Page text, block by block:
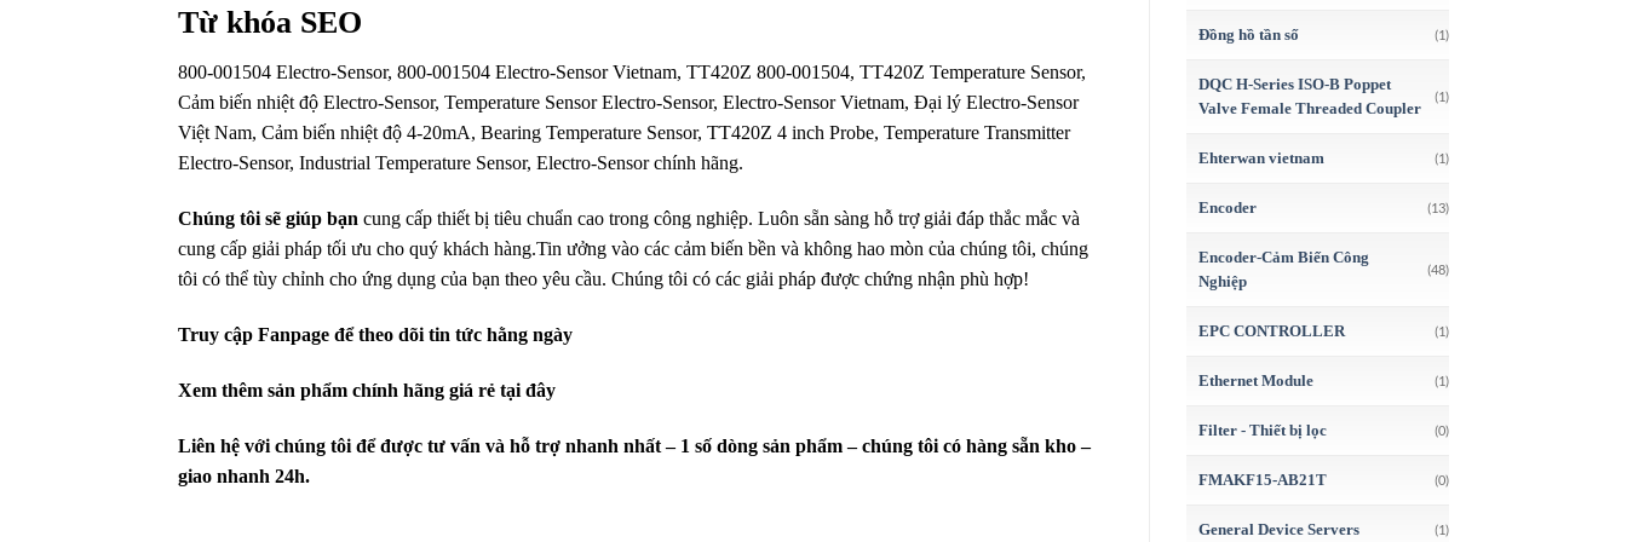
Đồng hồ tần số (1)
DQC H-Series ISO-B Poppet
Valve Female Threaded Coupler
(1)
Ehterwan vietnam (1)
Encoder (13)
Encoder-Cảm Biến Công
Nghiệp
(48)
EPC CONTROLLER (1)
Ethernet Module (1)
Filter - Thiết bị lọc (0)
FMAKF15-AB21T (0)
General Device Servers (1)
Từ khóa SEO
800-001504 Electro-Sensor, 800-001504 Electro-Sensor Vietnam, TT420Z 800-001504, TT420Z Temperature Sensor,
Cảm biến nhiệt độ Electro-Sensor, Temperature Sensor Electro-Sensor, Electro-Sensor Vietnam, Đại lý Electro-Sensor
Việt Nam, Cảm biến nhiệt độ 4-20mA, Bearing Temperature Sensor, TT420Z 4 inch Probe, Temperature Transmitter
Electro-Sensor, Industrial Temperature Sensor, Electro-Sensor chính hãng.
Chúng tôi sẽ giúp bạn cung cấp thiết bị tiêu chuẩn cao trong công nghiệp. Luôn sẵn sàng hỗ trợ giải đáp thắc mắc và
cung cấp giải pháp tối ưu cho quý khách hàng.Tin ưởng vào các cảm biến bền và không hao mòn của chúng tôi, chúng
tôi có thể tùy chỉnh cho ứng dụng của bạn theo yêu cầu. Chúng tôi có các giải pháp được chứng nhận phù hợp!
Truy cập Fanpage để theo dõi tin tức hằng ngày
Xem thêm sản phẩm chính hãng giá rẻ tại đây
Liên hệ với chúng tôi để được tư vấn và hỗ trợ nhanh nhất – 1 số dòng sản phẩm – chúng tôi có hàng sẵn kho –
giao nhanh 24h.